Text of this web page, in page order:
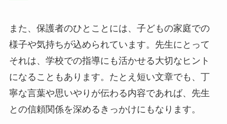
また、保護者のひとことには、子どもの家庭での
様子や気持ちが込められています。先生にとって
それは、学校での指導にも活かせる大切なヒント
になることもあります。たとえ短い文章でも、丁
寧な言葉や思いやりが伝わる内容であれば、先生
との信頼関係を深めるきっかけにもなります。